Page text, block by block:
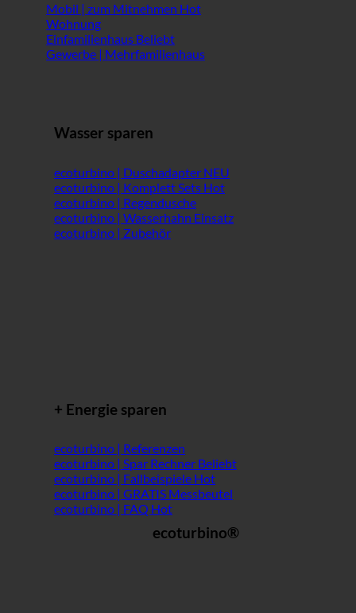
Mobil | zum Mitnehmen
Wohnung
Einfamilienhaus
Gewerbe | Mehrfamilienhaus
Wasser sparen
ecoturbino | Duschadapter
ecoturbino | Komplett Sets
ecoturbino | Regendusche
ecoturbino | Wasserhahn Einsatz
ecoturbino | Zubehör
+ Energie sparen
ecoturbino | Referenzen
ecoturbino | Spar Rechner
ecoturbino | Fallbeispiele
ecoturbino | GRATIS Messbeutel
ecoturbino | FAQ
ecoturbino®